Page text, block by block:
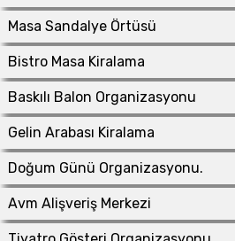
Masa Sandalye Örtüsü
Bistro Masa Kiralama
Baskılı Balon Organizasyonu
Gelin Arabası Kiralama
Doğum Günü Organizasyonu.
Avm Alişveriş Merkezi